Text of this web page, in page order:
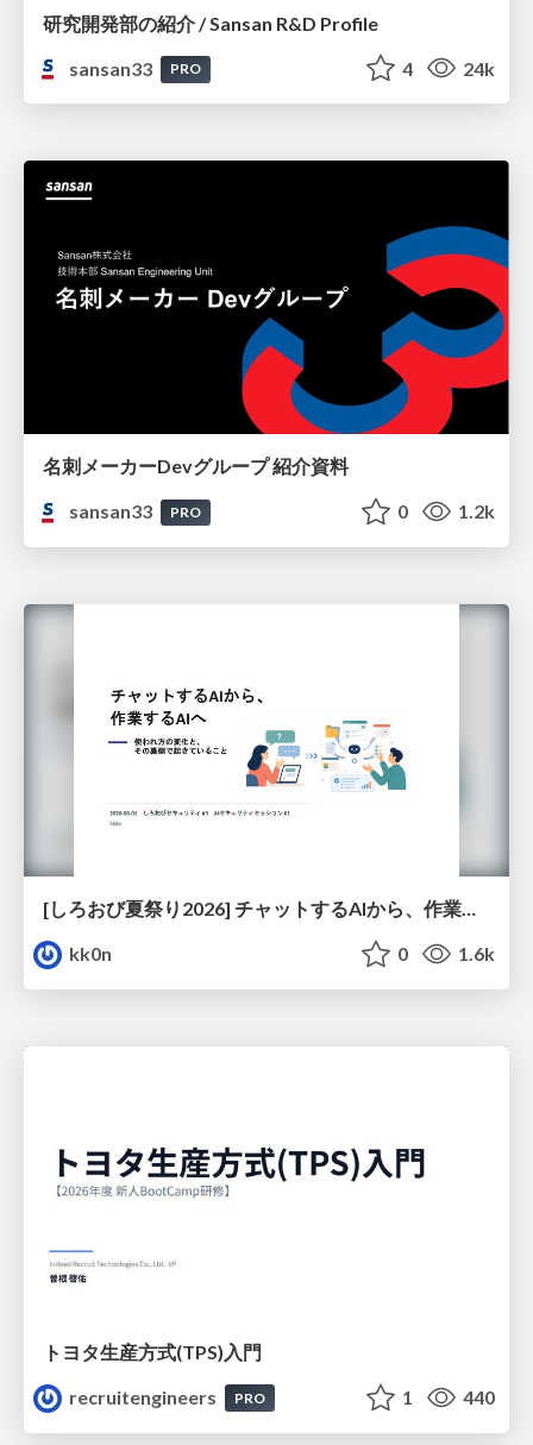
研究開発部の紹介 / Sansan R&D Profile
sansan33
PRO 4 24k
名刺メーカーDevグループ 紹介資料
sansan33
PRO 0 1.2k
[しろおび夏祭り2026] チャットするAIから、作業するAIへ - 使われ方の変化と、その裏側で起きていること
kk0n
0 1.6k
トヨタ⽣産⽅式(TPS)⼊⾨
recruitengineers
PRO 1 440